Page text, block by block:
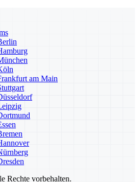
am Main
Rechte vorbehalten.